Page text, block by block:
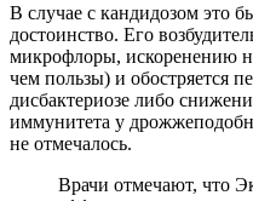
В случае с кандидозом это
достоинство. Его
микрофлоры, искоренению
чем пользы) и обостряется
дисбактериозе либо
иммунитета у
не отмечалось.
Врачи отмечают, что